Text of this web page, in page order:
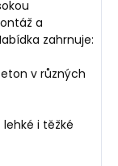
a
zahrnuje:
v různých
i těžké